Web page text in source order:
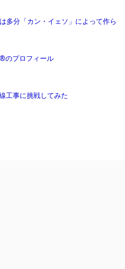
多分「カン・イェソ」によって作ら
のプロフィール
工事に挑戦してみた